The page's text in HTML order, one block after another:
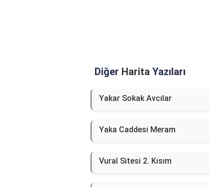
Diğer Harita Yazıları
Yakar Sokak Avcılar
Yaka Caddesi Meram
Vural Sitesi 2. Kısım